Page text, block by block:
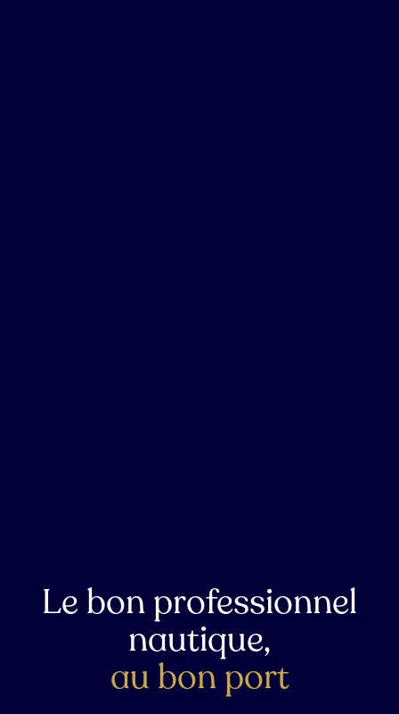
Le bon professionnel
nautique,
au bon port